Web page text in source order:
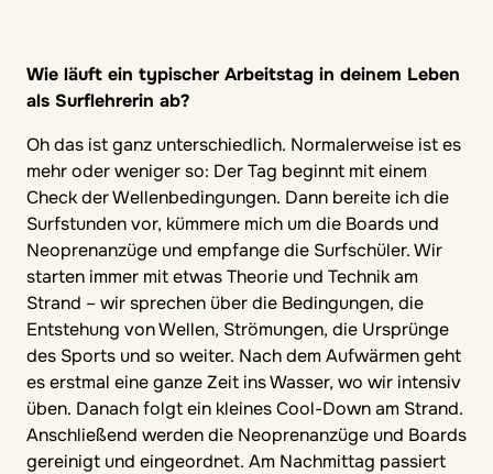
Wie läuft ein typischer Arbeitstag in deinem Leben
als Surflehrerin ab?
Oh das ist ganz unterschiedlich. Normalerweise ist es
mehr oder weniger so: Der Tag beginnt mit einem
Check der Wellenbedingungen. Dann bereite ich die
Surfstunden vor, kümmere mich um die Boards und
Neoprenanzüge und empfange die Surfschüler. Wir
starten immer mit etwas Theorie und Technik am
Strand – wir sprechen über die Bedingungen, die
Entstehung von Wellen, Strömungen, die Ursprünge
des Sports und so weiter. Nach dem Aufwärmen geht
es erstmal eine ganze Zeit ins Wasser, wo wir intensiv
üben. Danach folgt ein kleines Cool-Down am Strand.
Anschließend werden die Neoprenanzüge und Boards
gereinigt und eingeordnet. Am Nachmittag passiert